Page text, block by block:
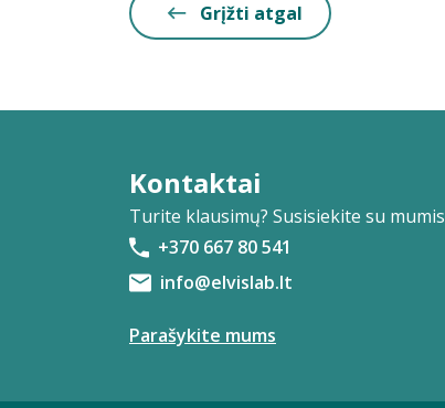
Grįžti atgal
Kontaktai
Turite klausimų? Susisiekite su mumis
+370 667 80 541
info@elvislab.lt
Parašykite mums